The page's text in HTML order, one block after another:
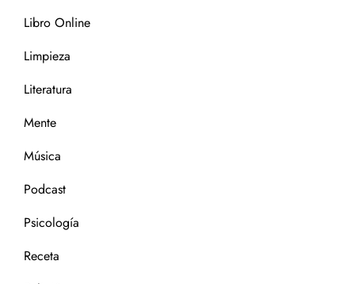
Libro Online
Limpieza
Literatura
Mente
Música
Podcast
Psicología
Receta